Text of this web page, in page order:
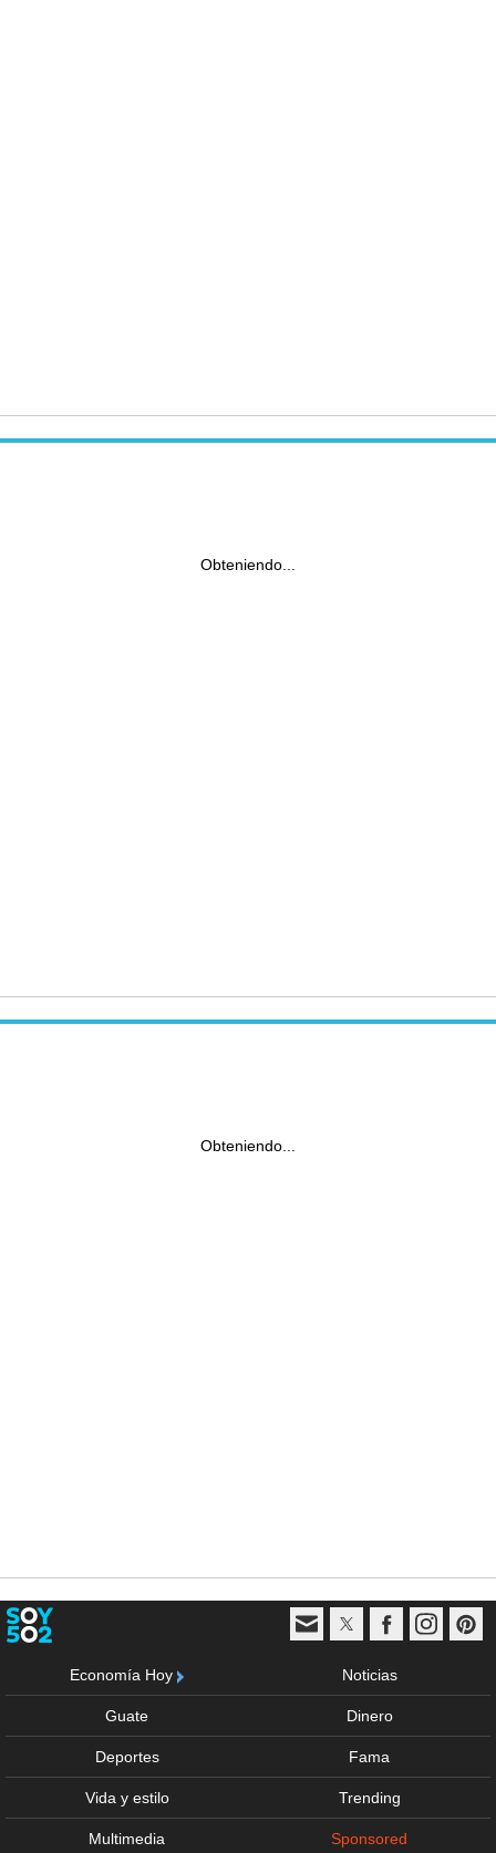
Obteniendo...
Obteniendo...
Economía Hoy Noticias
Guate Dinero
Deportes Fama
Vida y estilo Trending
Multimedia Sponsored